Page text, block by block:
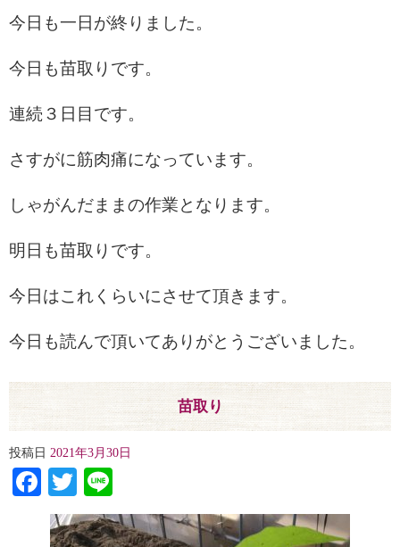
今日も一日が終りました。
今日も苗取りです。
連続３日目です。
さすがに筋肉痛になっています。
しゃがんだままの作業となります。
明日も苗取りです。
今日はこれくらいにさせて頂きます。
今日も読んで頂いてありがとうございました。
苗取り
投稿日 2021年3月30日
Facebook
Twitter